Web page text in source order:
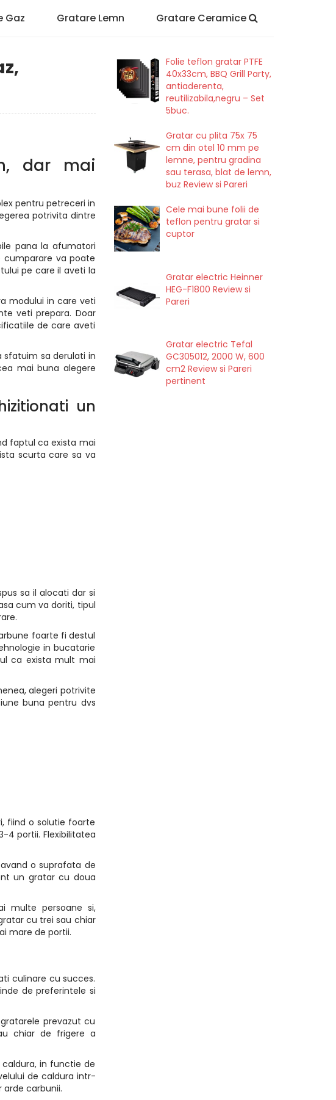
Gaz Gratare Lemn Gratare Ceramice
dar mai
pentru petreceri in
potrivita dintre
pana la afumatori
va poate
pe care il aveti la
modului in care veti
veti prepara. Doar
de care aveti
sfatuim sa derulati in
mai buna alegere
un
faptul ca exista mai
scurta care sa va
sa il alocati dar si
cum va doriti, tipul
foarte fi destul
in bucatarie
ca exista mult mai
alegeri potrivite
buna pentru dvs
fiind o solutie foarte
4 portii. Flexibilitatea
o suprafata de
un gratar cu doua
multe persoane si,
cu trei sau chiar
mare de portii.
culinare cu succes.
de preferintele si
prevazut cu
chiar de frigere a
in functie de
de caldura intr-
carbunii.
Folie teflon gratar PTFE
40x33cm, BBQ Grill Party,
antiaderenta,
reutilizabila,negru – Set
5buc.
Gratar cu plita 75x 75
cm din otel 10 mm pe
lemne, pentru gradina
sau terasa, blat de lemn,
buz Review si Pareri
Cele mai bune folii de
teflon pentru gratar si
cuptor
Gratar electric Heinner
HEG-F1800 Review si
Pareri
Gratar electric Tefal
GC305012, 2000 W, 600
cm2 Review si Pareri
pertinent